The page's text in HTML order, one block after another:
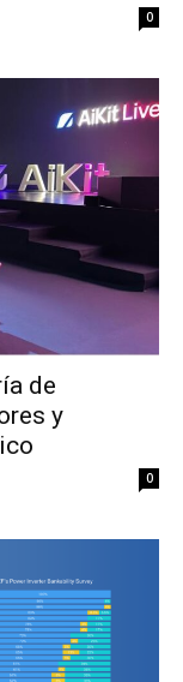
0
de
y
0